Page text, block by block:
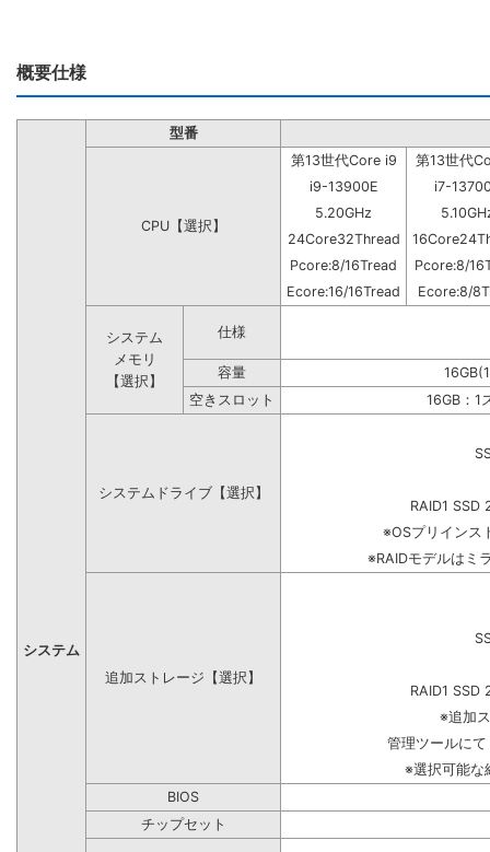
概要仕様
システム
型番
CPU【選択】
第13世代Core i9
第13世代
i9-13900E
i7-
5.20GHz
24Core32Thread
Pcore:8/16Tread
Pcore:8/
Ecore:16/16Tread
Ecore:8/
システム
メモリ
【選択】
仕様
容量
空きスロット
16GB：1
システムドライブ【選択】
RAID1 SSD
※OSプリインス
※RAIDモデルはミ
追加ストレージ【選択】
RAID1 SSD
※追加
管理ツールに
※選択可能な
BIOS
チップセット